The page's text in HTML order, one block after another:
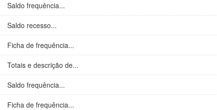
Saldo frequência...
Saldo recesso...
Ficha de frequência...
Totais e descrição de...
Saldo frequência...
Ficha de frequência...